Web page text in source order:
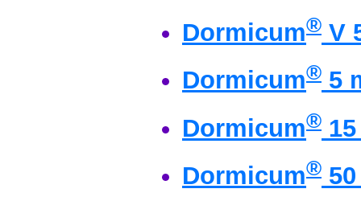
Dormicum® V
Dormicum® 5
Dormicum®
Dormicum®